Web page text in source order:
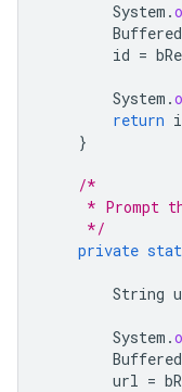
System .
id =
System .
return
}
/*
* Prompt
     */
private
String
System .
url =